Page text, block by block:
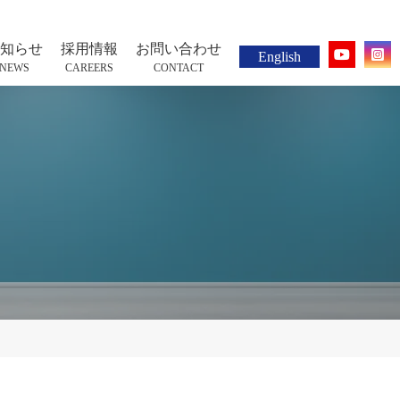
らせ
NEWS
採用情報
CAREERS
お問い合わせ
CONTACT
English